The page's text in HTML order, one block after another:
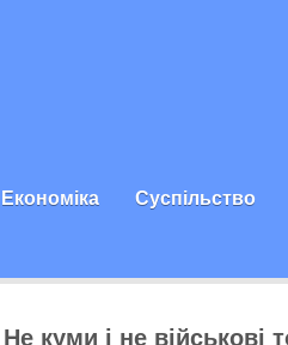
Економіка Суспільство
Не куми і не